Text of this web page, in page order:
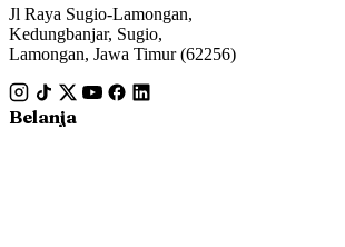
Jl Raya Sugio-Lamongan,
Kedungbanjar, Sugio,
Lamongan, Jawa Timur (62256)
Belanja